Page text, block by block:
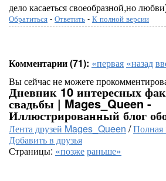
дело касаеться своеобразной,но
Обратиться - Ответить - К полной версии
Комментарии (71): «первая «назад
Вы сейчас не можете
Дневник 10 интересных
свадьбы | Mages_Queen -
Иллюстрированный блог
Лента друзей Mages_Queen /Полная
Добавить в друзья
Страницы: «позжераньше»